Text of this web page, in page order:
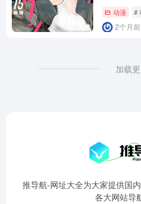
动漫 #
2个月前
加载
推导航-网址大全为大家提供国
各大网站导